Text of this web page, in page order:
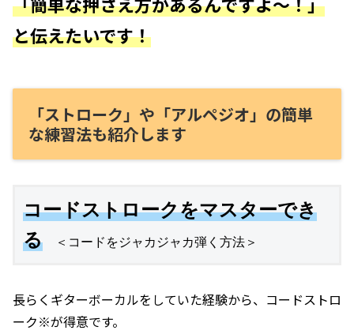
と伝えたいです！
「ストローク」や「アルペジオ」の簡単
な練習法も紹介します
コードストロークをマスターでき
る ＜コードをジャカジャカ弾く方法＞
長らくギターボーカルをしていた経験から、コードストロ
ーク※が得意です。